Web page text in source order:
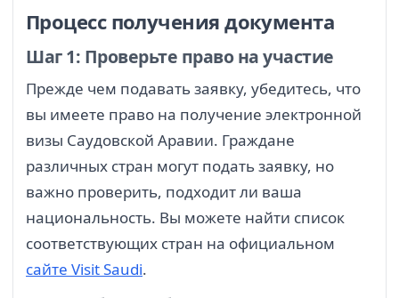
Процесс получения документа
Шаг 1: Проверьте право на участие
Прежде чем подавать заявку, убедитесь, что
вы имеете право на получение электронной
визы Саудовской Аравии. Граждане
различных стран могут подать заявку, но
важно проверить, подходит ли ваша
национальность. Вы можете найти список
соответствующих стран на официальном
сайте Visit Saudi.